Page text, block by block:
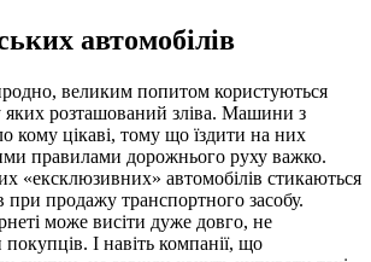
автомобілів
великим попитом користуються
яких розташований зліва. Машини з
кому цікаві, тому що їздити на них
правилами дорожнього руху важко.
«ексклюзивних» автомобілів стикаються
при продажу транспортного засобу.
може висіти дуже довго, не
І навіть компанії, що